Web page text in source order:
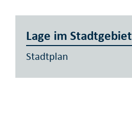
Lage im Stadtgebiet
Stadtplan